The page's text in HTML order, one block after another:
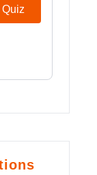
Quiz